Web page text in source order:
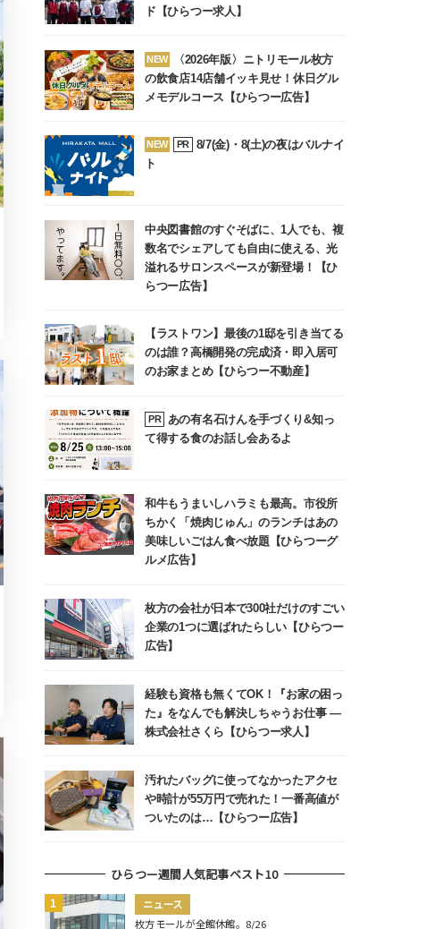
ド【ひらつー求人】
NEW
〈2026年版〉ニトリモール枚方
の飲食店14店舗イッキ見せ！休日グル
メモデルコース【ひらつー広告】
NEW PR
8/7(金)・8(土)の夜はバルナイ
ト
中央図書館のすぐそばに、1人でも、複
数名でシェアしても自由に使える、光
溢れるサロンスペースが新登場！【ひ
らつー広告】
【ラストワン】最後の1邸を引き当てる
のは誰？高橋開発の完成済・即入居可
のお家まとめ【ひらつー不動産】
PR
あの有名石けんを手づくり&知っ
て得する食のお話し会あるよ
和牛もうまいしハラミも最高。市役所
ちかく「焼肉じゅん」のランチはあの
美味しいごはん食べ放題【ひらつーグ
ルメ広告】
枚方の会社が日本で300社だけのすごい
企業の1つに選ばれたらしい【ひらつー
広告】
経験も資格も無くてOK！『お家の困っ
た』をなんでも解決しちゃうお仕事 ―
株式会社さくら【ひらつー求人】
汚れたバッグに使ってなかったアクセ
や時計が55万円で売れた！一番高値が
ついたのは…【ひらつー広告】
ひらつー週間人気記事ベスト10
ニュース
枚方モールが全館休館。8/26